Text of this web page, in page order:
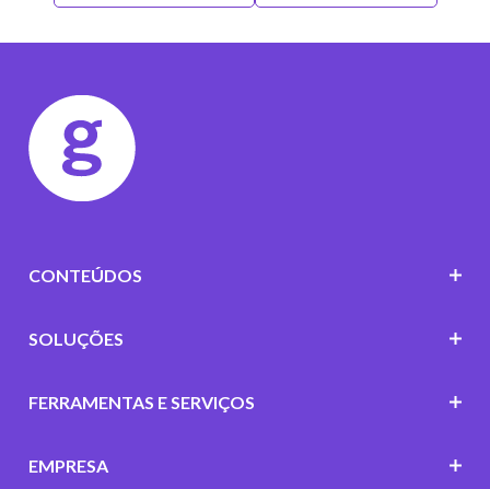
CONTEÚDOS
SOLUÇÕES
FERRAMENTAS E SERVIÇOS
EMPRESA